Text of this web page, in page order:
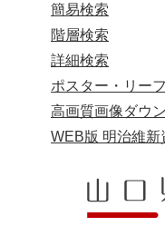
簡易検索
階層検索
詳細検索
ポスター・リー
高画質画像ダウ
WEB版 明治維新